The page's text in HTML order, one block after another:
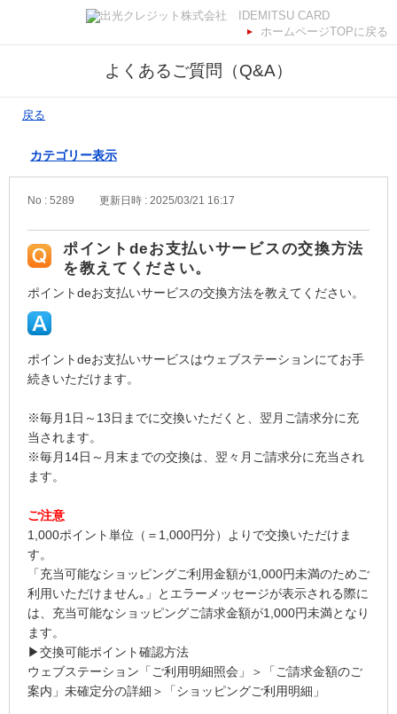
ホームページTOPに戻る
よくあるご質問（Q&A）
戻る
カテゴリー表示
No : 5289 更新日時 : 2025/03/21 16:17
ポイントdeお支払いサービスの交換方法
を教えてください。
ポイントdeお支払いサービスの交換方法を教えてください。
ポイントdeお支払いサービスはウェブステーションにてお手
続きいただけます。
※毎月1日～13日までに交換いただくと、翌月ご請求分に充
当されます。
※毎月14日～月末までの交換は、翌々月ご請求分に充当され
ます。
ご注意
1,000ポイント単位（＝1,000円分）よりで交換いただけま
す。
「充当可能なショッピングご利用金額が1,000円未満のためご
利用いただけません｡」とエラーメッセージが表示される際に
は、充当可能なショッピングご請求金額が1,000円未満となり
ます。
▶交換可能ポイント確認方法
ウェブステーション「ご利用明細照会」＞「ご請求金額のご
案内」未確定分の詳細＞「ショッピングご利用明細」